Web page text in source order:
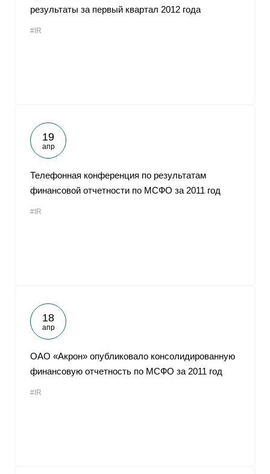
результаты за первый квартал 2012 года
#IR
19
апр
Телефонная конференция по результатам
финансовой отчетности по МСФО за 2011 год
#IR
18
апр
ОАО «Акрон» опубликовало консолидированную
финансовую отчетность по МСФО за 2011 год
#IR